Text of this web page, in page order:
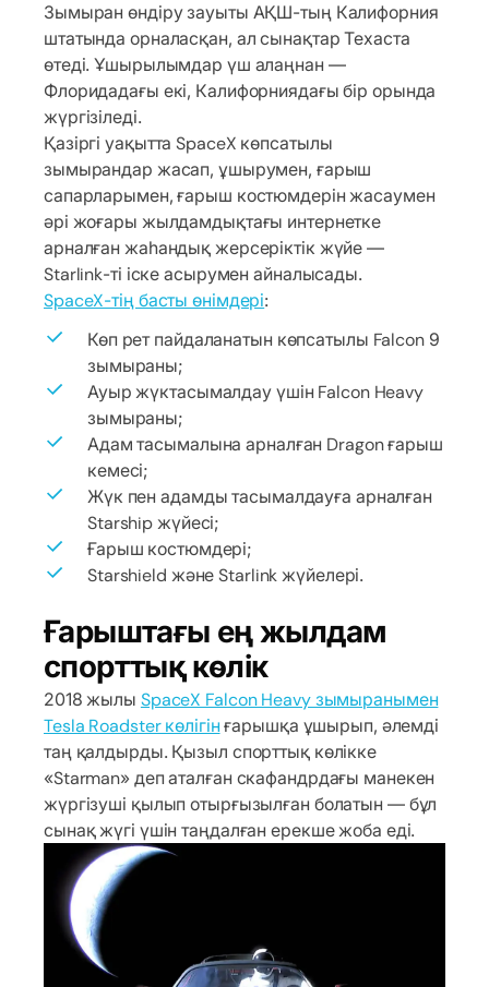
Зымыран өндіру зауыты АҚШ-тың Калифорния
штатында орналасқан, ал сынақтар Техаста
өтеді. Ұшырылымдар үш алаңнан —
Флоридадағы екі, Калифорниядағы бір орында
жүргізіледі.
Қазіргі уақытта SpaceX көпсатылы
зымырандар жасап, ұшырумен, ғарыш
сапарларымен, ғарыш костюмдерін жасаумен
әрі жоғары жылдамдықтағы интернетке
арналған жаһандық жерсеріктік жүйе —
Starlink-ті іске асырумен айналысады.
SpaceX-тің басты өнімдері:
Көп рет пайдаланатын көпсатылы Falcon 9
зымыраны;
Ауыр жүктасымалдау үшін Falcon Heavy
зымыраны;
Адам тасымалына арналған Dragon ғарыш
кемесі;
Жүк пен адамды тасымалдауға арналған
Starship жүйесі;
Ғарыш костюмдері;
Starshield және Starlink жүйелері.
Ғарыштағы ең жылдам
спорттық көлік
2018 жылы SpaceX Falcon Heavy зымыранымен
Tesla Roadster көлігінғарышқа ұшырып, әлемді
таң қалдырды. Қызыл спорттық көлікке
«Starman» деп аталған скафандрдағы манекен
жүргізуші қылып отырғызылған болатын — бұл
сынақ жүгі үшін таңдалған ерекше жоба еді.